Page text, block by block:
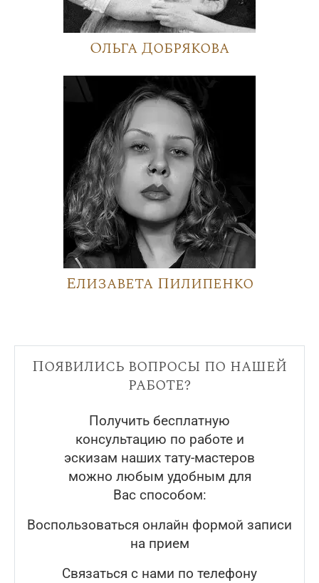
Ольга Добрякова
Елизавета Пилипенко
Появились вопросы по нашей
работе?
Получить бесплатную
консультацию по работе и
эскизам наших тату-мастеров
можно любым удобным для
Вас способом:
Воспользоваться онлайн формой записи
на прием
Связаться с нами по телефону